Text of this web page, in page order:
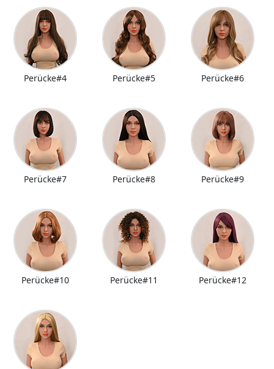
Perücke#4 Perücke#5 Perücke#6
Perücke#7 Perücke#8 Perücke#9
Perücke#10 Perücke#11 Perücke#12